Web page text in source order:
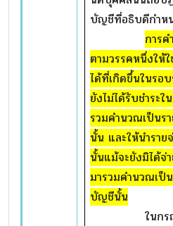
บัญชีที่อธิบดีกำห
การค
ตามวรรคหนึ่งให้
ได้ที่เกิดขึ้นในรอ
ยังไม่ได้รับชำระ
รวมคำนวณเป็นร
นั้น และให้นำราย
นั้นแม้จะยังมิได้จ่
มารวมคำนวณเป็
บัญชีนั้น
ในกรณีจำเ